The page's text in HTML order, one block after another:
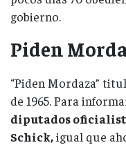
gobierno.
Piden
“Piden Mordaza”
de 1965. Para
diputados
Schick,igual que